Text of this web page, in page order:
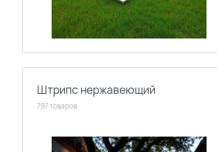
Штрипс нержавеющий
797 товаров